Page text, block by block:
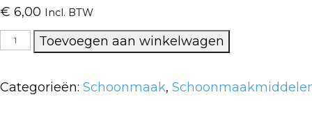
€ 6,00 Incl. BTW
Blue
Wonder
aantal
Toevoegen aan winkelwagen
Categorieën: Schoonmaak,